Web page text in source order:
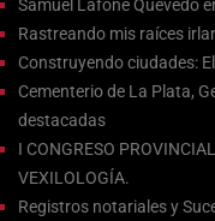
Samuel Lafone Quevedo
Rastreando mis raíces
Construyendo ciudades:
Cementerio de La Plata,
destacadas
I CONGRESO
VEXILOLOGÍA.
Registros notariales y